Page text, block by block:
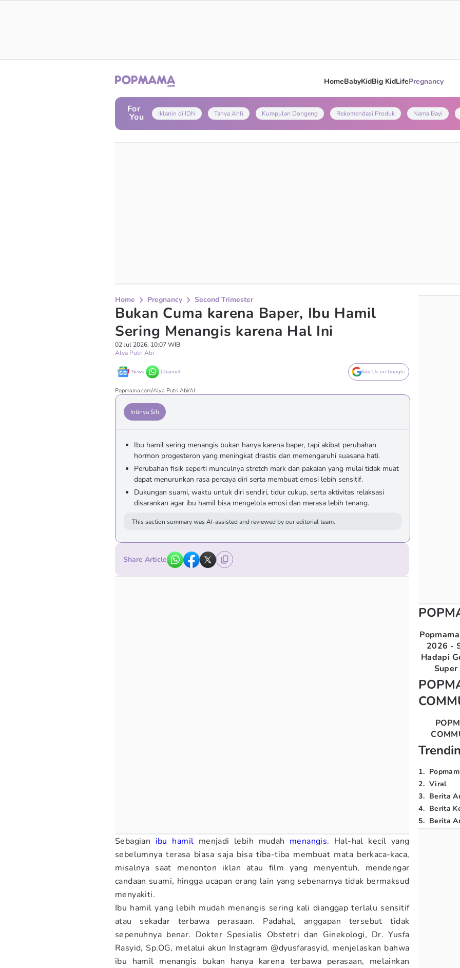
HomeBabyKidBig KidLifePregnancy
For
You Iklanin di IDN Tanya Ahli Kumpulan Dongeng Rekomendasi Produk Nama Bayi
Home Pregnancy Second Trimester
Bukan Cuma karena Baper, Ibu Hamil
Sering Menangis karena Hal Ini
02 Jul 2026, 10:07 WIB
Alya Putri Abi
News Channel Add Us on Google
Popmama.com/Alya Putri Abi/AI
Intinya Sih
Ibu hamil sering menangis bukan hanya karena baper, tapi akibat perubahan
hormon progesteron yang meningkat drastis dan memengaruhi suasana hati.
Perubahan fisik seperti munculnya stretch mark dan pakaian yang mulai tidak muat
dapat menurunkan rasa percaya diri serta membuat emosi lebih sensitif.
Dukungan suami, waktu untuk diri sendiri, tidur cukup, serta aktivitas relaksasi
disarankan agar ibu hamil bisa mengelola emosi dan merasa lebih tenang.
This section summary was AI-assisted and reviewed by our editorial team.
Share Article
Sebagian ibu hamil menjadi lebih mudah menangis. Hal-hal kecil yang
sebelumnya terasa biasa saja bisa tiba-tiba membuat mata berkaca-kaca,
misalnya saat menonton iklan atau film yang menyentuh, mendengar
candaan suami, hingga ucapan orang lain yang sebenarnya tidak bermaksud
menyakiti.
Ibu hamil yang lebih mudah menangis sering kali dianggap terlalu sensitif
atau sekadar terbawa perasaan. Padahal, anggapan tersebut tidak
sepenuhnya benar. Dokter Spesialis Obstetri dan Ginekologi, Dr. Yusfa
Rasyid, Sp.OG, melalui akun Instagram @dyusfarasyid, menjelaskan bahwa
ibu hamil menangis bukan hanya karena terbawa perasaan, melainkan
2026 -
Hadapi
1.
2. Viral
3. Berita
4. Berita
5. Berita